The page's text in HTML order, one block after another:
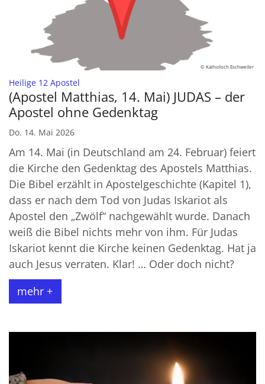
© Katholisch Eschweiler
Heilige 12 Apostel
(Apostel Matthias, 14. Mai) JUDAS – der
Apostel ohne Gedenktag
Do. 14. Mai 2026
Am 14. Mai (in Deutschland am 24. Februar) feiert
die Kirche den Gedenktag des Apostels Matthias.
Die Bibel erzählt in Apostelgeschichte (Kapitel 1),
dass er nach dem Tod von Judas Iskariot als
Apostel den „Zwölf“ nachgewählt wurde. Danach
weiß die Bibel nichts mehr von ihm. Für Judas
Iskariot kennt die Kirche keinen Gedenktag. Hat ja
auch Jesus verraten. Klar! … Oder doch nicht?
mehr +